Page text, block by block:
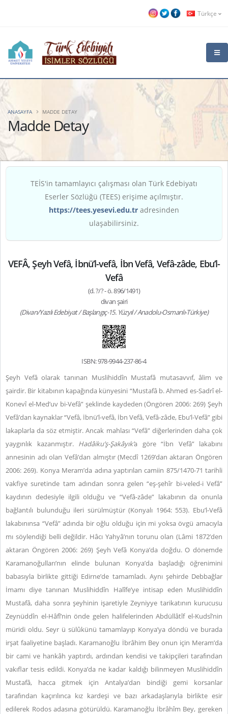
Türkçe
Madde Detay
ANASAYFA MADDE DETAY
TEİS'in tamamlayıcı çalışması olan Türk Edebiyatı
Eserler Sözlüğü (TEES) erişime açılmıştır.
https://tees.yesevi.edu.tr adresinden
ulaşabilirsiniz.
VEFÂ, Şeyh Vefâ, İbnü’l-vefâ, İbn Vefâ, Vefâ-zâde, Ebu’l-
Vefâ
(d. ?/? - ö. 896/1491)
divan şairi
(Divan/Yazılı Edebiyat / Başlangıç-15. Yüzyıl / Anadolu-Osmanlı-Türkiye)
ISBN: 978-9944-237-86-4
Şeyh Vefâ olarak tanınan Muslihiddîn Mustafâ mutasavvıf, âlim ve
şairdir. Bir kitabının kapağında künyesini “Mustafâ b. Ahmed es-Sadrî el-
Konevî el-Med’uv bi-Vefâ” şeklinde kaydeden (Öngören 2006: 269) Şeyh
Vefâ’dan kaynaklar “Vefâ, İbnü’l-vefâ, İbn Vefâ, Vefâ-zâde, Ebu’l-Vefâ” gibi
lakaplarla da söz etmiştir. Ancak mahlası “Vefâ” diğerlerinden daha çok
yaygınlık kazanmıştır. Hadâiku’ş-Şakâyık’a göre “İbn Vefâ” lakabını
annesinin adı olan Vefâ’dan almıştır (Mecdî 1269’dan aktaran Öngören
2006: 269). Konya Meram’da adına yaptırılan camiin 875/1470-71 tarihli
vakfiye suretinde tam adından sonra gelen “eş-şehîr bi-veled-i Vefâ”
kaydının dedesiyle ilgili olduğu ve “Vefâ-zâde” lakabının da onunla
bağlantılı bulunduğu ileri sürülmüştür (Konyalı 1964: 553). Ebu’l-Vefâ
lakabınınsa “Vefâ” adında bir oğlu olduğu için mi yoksa övgü amacıyla
mı söylendiği belli değildir. Hâcı Yahyâ’nın torunu olan (Lâmi 1872’den
aktaran Öngören 2006: 269) Şeyh Vefâ Konya’da doğdu. O dönemde
Karamanoğulları’nın elinde bulunan Konya’da başladığı öğrenimini
babasıyla birlikte gittiği Edirne’de tamamladı. Aynı şehirde Debbağlar
İmamı diye tanınan Muslihiddîn Halîfe’ye intisap eden Muslihiddîn
Mustafâ, daha sonra şeyhinin işaretiyle Zeyniyye tarikatının kurucusu
Zeynüddîn el-Hâfî’nin önde gelen halifelerinden Abdüllâtîf el-Kudsî’nin
müridi oldu. Seyr ü sülûkünü tamamlayıp Konya’ya döndü ve burada
irşat faaliyetine başladı. Karamanoğlu İbrâhim Bey onun için Meram’da
bir cami ve hankâh yaptırdı, ardından kendisi ve takipçileri tarafından
vakıflar tesis edildi. Konya’da ne kadar kaldığı bilinmeyen Muslihiddîn
Mustafâ, hacca gitmek için Antalya’dan bindiği gemi korsanlar
tarafından kaçırılınca kız kardeşi ve bazı arkadaşlarıyla birlikte esir
edilerek Rodos adasına götürüldü. Karamanoğlu İbrâhîm Bey, gereken